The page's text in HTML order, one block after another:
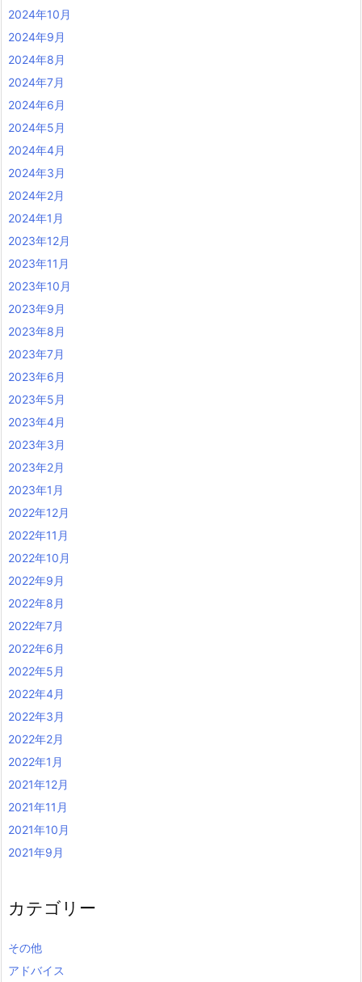
2024年10月
2024年9月
2024年8月
2024年7月
2024年6月
2024年5月
2024年4月
2024年3月
2024年2月
2024年1月
2023年12月
2023年11月
2023年10月
2023年9月
2023年8月
2023年7月
2023年6月
2023年5月
2023年4月
2023年3月
2023年2月
2023年1月
2022年12月
2022年11月
2022年10月
2022年9月
2022年8月
2022年7月
2022年6月
2022年5月
2022年4月
2022年3月
2022年2月
2022年1月
2021年12月
2021年11月
2021年10月
2021年9月
カテゴリー
その他
アドバイス